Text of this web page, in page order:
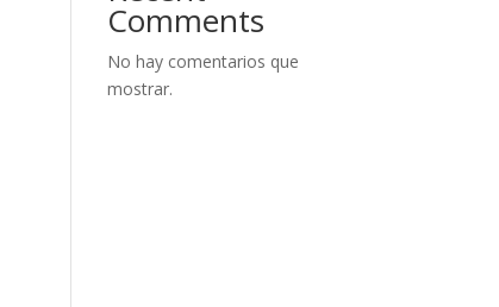
Comments
No hay comentarios que
mostrar.